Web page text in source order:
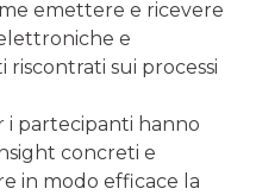
emettere e ricevere
e
sui processi
i partecipanti hanno
concreti e
in modo efficace la